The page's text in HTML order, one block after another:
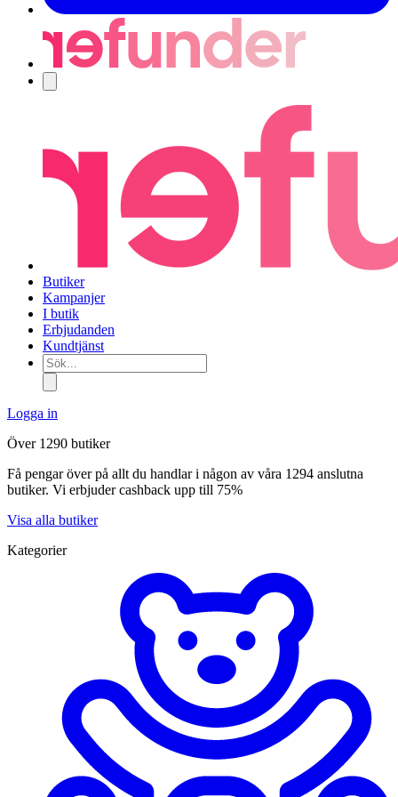
Butiker
Kampanjer
I butik
Erbjudanden
Kundtjänst
Sök...
Logga in
Över 1290 butiker
Få pengar över på allt du handlar i någon av våra 1294 anslutna
butiker. Vi erbjuder cashback upp till 75%
Visa alla butiker
Kategorier